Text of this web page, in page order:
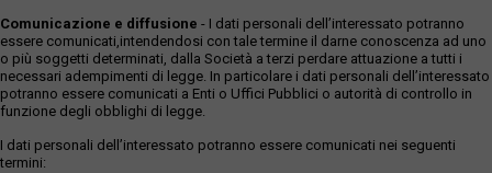
Comunicazione e diffusione - I dati personali dell’interessato potranno
essere comunicati,intendendosi con tale termine il darne conoscenza ad uno
o più soggetti determinati, dalla Società a terzi perdare attuazione a tutti i
necessari adempimenti di legge. In particolare i dati personali dell’interessato
potranno essere comunicati a Enti o Uffici Pubblici o autorità di controllo in
funzione degli obblighi di legge.
I dati personali dell’interessato potranno essere comunicati nei seguenti
termini: